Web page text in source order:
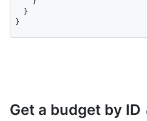
}
Get a budget by ID